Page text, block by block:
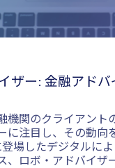
ザー: 金融アドバ
機関のクライアント
に注目し、その動向
場したデジタルに
、ロボ・アドバイザ